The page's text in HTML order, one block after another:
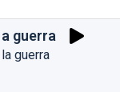
a guerra
la guerra